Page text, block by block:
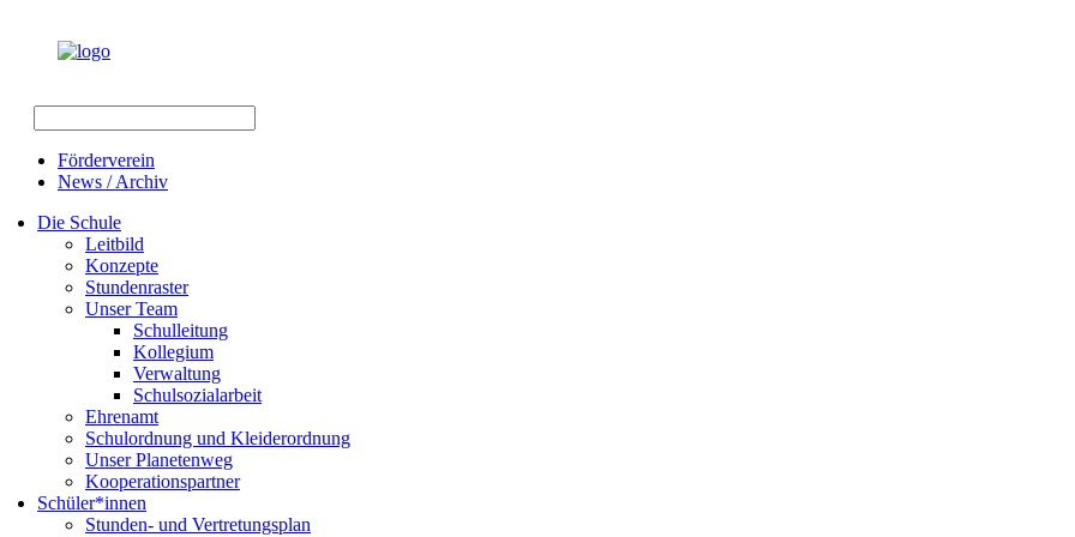
Förderverein
News / Archiv
Die Schule
Leitbild
Konzepte
Stundenraster
Unser Team
Schulleitung
Kollegium
Verwaltung
Schulsozialarbeit
Ehrenamt
Schulordnung und Kleiderordnung
Unser Planetenweg
Kooperationspartner
Schüler*innen
Stunden- und Vertretungsplan